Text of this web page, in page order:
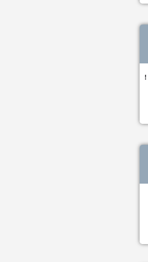
!
خواطر آيات قرآنية حالات قرآنية
عربية للنقاش والثقافة تجمع المغرب